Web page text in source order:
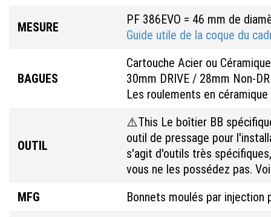
MESURE
PF 386EVO = 46 mm de
Guide utile de la coque du
BAGUES
Cartouche Acier ou Céramique
30mm DRIVE / 28mm Non-
Les roulements en
OUTIL
⚠️This Le boîtier BB
outil de pressage pour
s'agit d'outils très
vous ne les possédez pas.
MFG
Bonnets moulés par injection